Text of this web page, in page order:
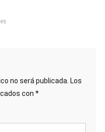
no será publicada. Los
con *